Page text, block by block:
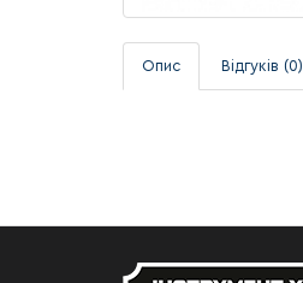
Опис Відгуків (0)